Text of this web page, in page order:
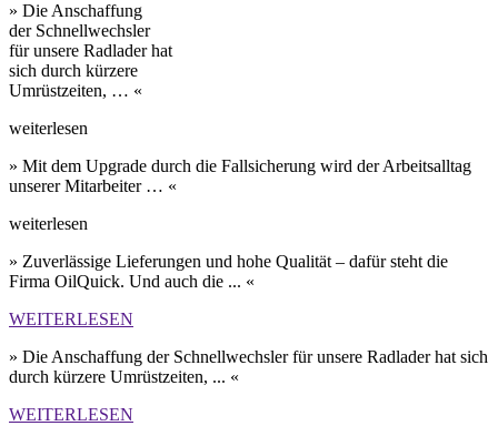
» Die Anschaffung
der Schnell­wechsler
für unsere Rad­lader hat
sich durch kürzere
Umrüst­zeiten, … «
weiterlesen
» Mit dem Upgrade durch die Fall­sicherung wird der Arbeits­alltag
unserer Mit­arbeiter … «
weiterlesen
» Zuverlässige Lieferungen und hohe Qualität – dafür steht die
Firma OilQuick. Und auch die ... «
WEITERLESEN
» Die Anschaffung der Schnell­wechsler für unsere Rad­lader hat sich
durch kürzere Umrüst­zeiten, ... «
WEITERLESEN